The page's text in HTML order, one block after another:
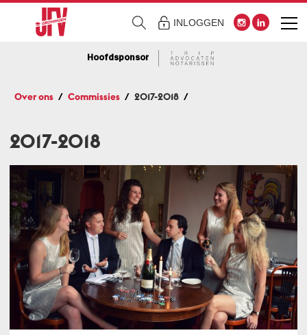
INLOGGEN
Hoofdsponsor
Over ons Commissies 2017-2018
2017-2018